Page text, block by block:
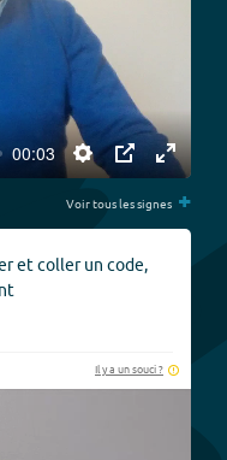
00:03
Settings
PIP
Enter
Voir tous les signes +
et coller un code,
Il y a un souci ?